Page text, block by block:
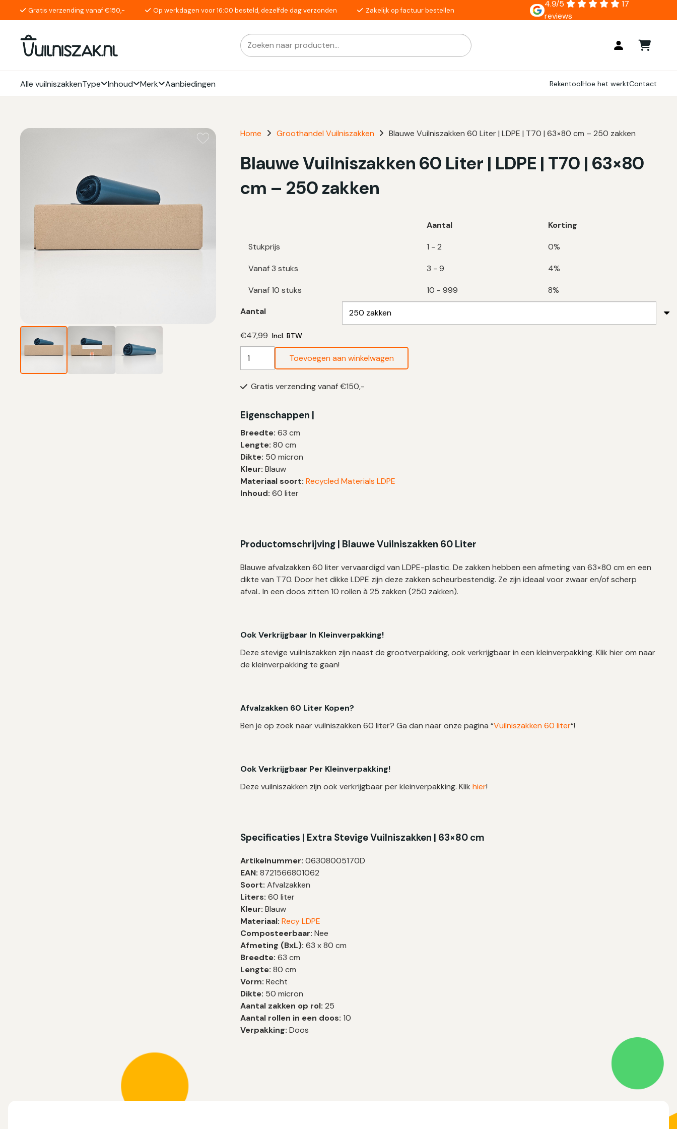
Gratis verzending vanaf €150,- Op werkdagen voor 16:00 besteld, dezelfde dag verzonden Zakelijk op factuur bestellen
4.9/5
17
reviews
Zoeken
naar:
Als de resultaten voor automatisch aanvullen beschikbaar zijn, gebruik de pijlen om omhoog en omlaag te gaan
Alle vuilniszakkenType Inhoud Merk Aanbiedingen RekentoolHoe het werktContact
Home Groothandel Vuilniszakken Blauwe Vuilniszakken 60 Liter | LDPE | T70 | 63×80 cm – 250 zakken
Blauwe Vuilniszakken 60 Liter | LDPE | T70 | 63×80
cm – 250 zakken
Aantal Korting
Stukprijs 1 - 2 0%
Vanaf 3 stuks 3 - 9 4%
Vanaf 10 stuks 10 - 999
8%
Aantal
€47,99 Incl. BTW
Vuilniszakken
Liter
LDPE
T70
|
63×80
cm
–
250
Toevoegen aan winkelwagen
Gratis verzending vanaf €150,-
Eigenschappen |
Breedte: 63 cm
Lengte: 80 cm
Dikte: 50 micron
Kleur: Blauw
Materiaal soort: Recycled Materials LDPE
Inhoud: 60 liter
Productomschrijving | Blauwe Vuilniszakken 60 Liter
Blauwe afvalzakken 60 liter vervaardigd van LDPE-plastic. De zakken hebben een afmeting van 63×80 cm en een
dikte van T70. Door het dikke LDPE zijn deze zakken scheurbestendig. Ze zijn ideaal voor zwaar en/of scherp
afval.. In een doos zitten 10 rollen à 25 zakken (250 zakken).
Ook Verkrijgbaar In Kleinverpakking!
Deze stevige vuilniszakken zijn naast de grootverpakking, ook verkrijgbaar in een kleinverpakking. Klik hier om naar
de kleinverpakking te gaan!
Afvalzakken 60 Liter Kopen?
Ben je op zoek naar vuilniszakken 60 liter? Ga dan naar onze pagina “Vuilniszakken 60 liter“!
Ook Verkrijgbaar Per Kleinverpakking!
Deze vuilniszakken zijn ook verkrijgbaar per kleinverpakking. Klikhier!
Specificaties | Extra Stevige Vuilniszakken | 63×80 cm
Artikelnummer: 06308005170D
EAN:8721566801062
Soort:Afvalzakken
Liters:60 liter
Kleur:Blauw
Materiaal:Recy LDPE
Composteerbaar:Nee
Afmeting (BxL):63 x 80 cm
Breedte:63 cm
Lengte:80 cm
Vorm:Recht
Dikte: 50 micron
Aantal zakken op rol: 25
Aantal rollen in een doos:10
Verpakking: Doos